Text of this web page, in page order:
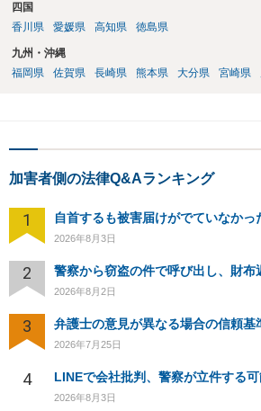
四国
香川県
愛媛県 高知県 徳島県
九州・沖縄
福岡県
佐賀県 長崎県 熊本県 大分県 宮崎県
加害者側の法律Q&Aランキング
1 自首するも被害届けがでていなかっ
2026年8月3日
2 警察から窃盗の件で呼び出し、財布
2026年8月2日
3
2026年7月25日
4 LINEで会社批判、警察が立件する可
2026年8月3日